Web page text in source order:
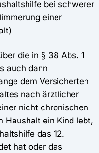
bei schwerer
einer
die in § 38 Abs. 1
auch dann
dem Versicherten
nach ärztlicher
nicht chronischen
Haushalt ein Kind lebt,
das 12.
hat oder das